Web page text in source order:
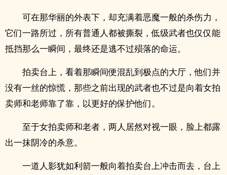
可在那华丽的外表下，却充满着恶魔一般的杀伤力，
它们一路所过，所有普通人都被撕裂，低级武者也仅仅能
抵挡那么一瞬间，最终还是逃不过殒落的命运。
拍卖台上，看着那瞬间便混乱到极点的大厅，他们并
没有一丝的惊慌，那些之前出现的武者也不过是向着女拍
卖师和老师靠了靠，以更好的保护他们。
至于女拍卖师和老者，两人居然对视一眼，脸上都露
出一抹阴冷的杀意。
一道人影犹如利箭一般向着拍卖台上冲击而去，台上